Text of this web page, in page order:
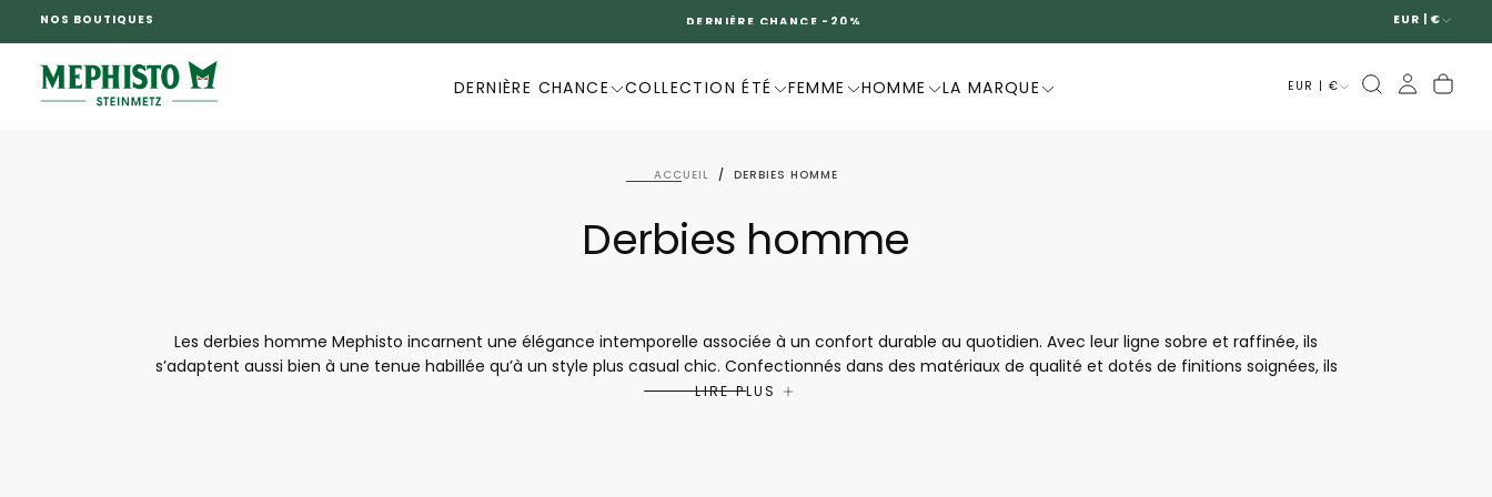
PASSER
AU
NOS BOUTIQUES DERNIÈRE CHANCE -20% EUR | €
DERNIÈRE CHANCE COLLECTION ÉTÉ FEMME HOMME LA MARQUE EUR | €
ACCUEIL / DERBIES HOMME
Derbies homme
Les derbies homme Mephisto incarnent une élégance intemporelle associée à un confort durable au quotidien. Avec leur ligne sobre et raffinée, ils
s’adaptent aussi bien à une tenue habillée qu’à un style plus casual chic. Confectionnés dans des matériaux de qualité et dotés de finitions soignées, ils
offrent un chaussant agréable, un bon maintien et une marche confortable tout au long de la journée. Polyvalents, élégants et faciles à porter, les
LIRE PLUS